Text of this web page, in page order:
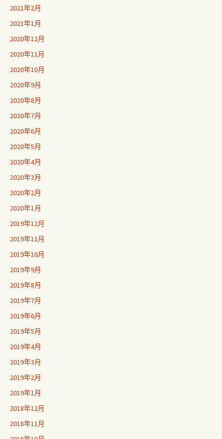
2021年2月
2021年1月
2020年12月
2020年11月
2020年10月
2020年9月
2020年8月
2020年7月
2020年6月
2020年5月
2020年4月
2020年3月
2020年2月
2020年1月
2019年12月
2019年11月
2019年10月
2019年9月
2019年8月
2019年7月
2019年6月
2019年5月
2019年4月
2019年3月
2019年2月
2019年1月
2018年12月
2018年11月